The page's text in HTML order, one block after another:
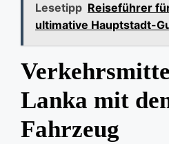
Lesetipp Reiseführer
ultimative Hauptstadt-
Lanka mit
Fahrzeug